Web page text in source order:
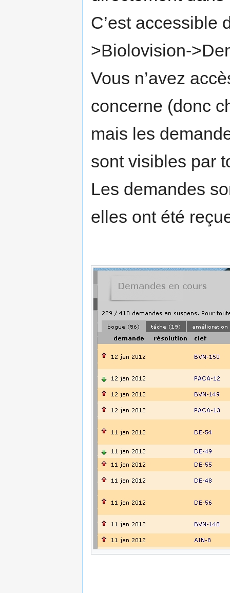
C’est accessible
>Biolovision-
Vous n’avez
concerne (donc
mais les
sont visibles par
Les demandes
elles ont été